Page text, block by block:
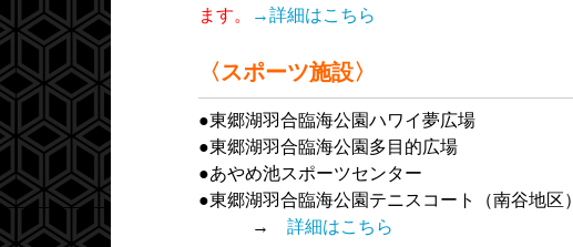
ます。
→詳細はこちら
〈スポーツ施設〉
●東郷湖羽合臨海公園ハワイ夢広場
●東郷湖羽合臨海公園多目的広場
●あやめ池スポーツセンター
●東郷湖羽合臨海公園テニスコート（南谷地区）
→ 詳細はこちら